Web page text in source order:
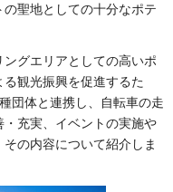
聖地としての十分なポテ
グエリアとしての高いポ
観光振興を促進するた
団体と連携し、自転車の走
充実、イベントの実施や
の内容について紹介しま